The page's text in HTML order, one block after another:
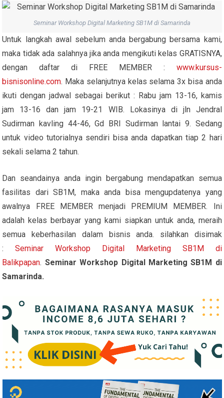
Seminar Workshop Digital Marketing SB1M di Samarinda
Untuk langkah awal sebelum anda bergabung bersama kami,
maka tidak ada salahnya jika anda mengikuti kelas GRATISNYA,
dengan daftar di FREE MEMBER : www.kursus-
bisnisonline.com. Maka selanjutnya kelas selama 3x bisa anda
ikuti dengan jadwal sebagai berikut : Rabu jam 13-16, kamis
jam 13-16 dan jam 19-21 WIB. Lokasinya di jln Jendral
Sudirman kavling 44-46, Gd BRI Sudirman lantai 9. Sedang
untuk video tutorialnya sendiri bisa anda dapatkan tiap 2 hari
sekali selama 2 tahun.
Dan seandainya anda ingin bergabung mendapatkan semua
fasilitas dari SB1M, maka anda bisa mengupdatenya yang
awalnya FREE MEMBER menjadi PREMIUM MEMBER. Ini
adalah kelas berbayar yang kami siapkan untuk anda, meraih
semua keberhasilan dalam bisnis anda. silahkan disimak
:Seminar Workshop Digital Marketing SB1M di
Balikpapan. Seminar Workshop Digital Marketing SB1M di
Samarinda.